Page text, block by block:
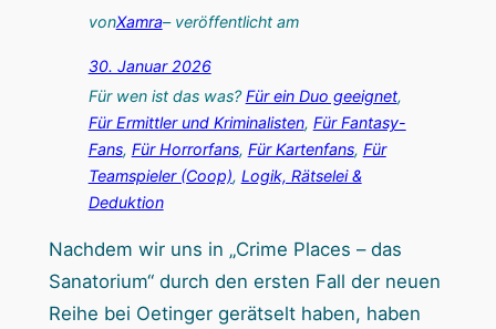
vonXamra– veröffentlicht am
30. Januar 2026
Für wen ist das was?Für ein Duo geeignet
Für Ermittler und Kriminalisten, Für Fantasy-
Fans, Für Horrorfans, Für Kartenfans, Für
Teamspieler (Coop), Logik, Rätselei &
Deduktion
Nachdem wir uns in „Crime Places – das
Sanatorium“ durch den ersten Fall der neuen
Reihe bei Oetinger gerätselt haben, haben